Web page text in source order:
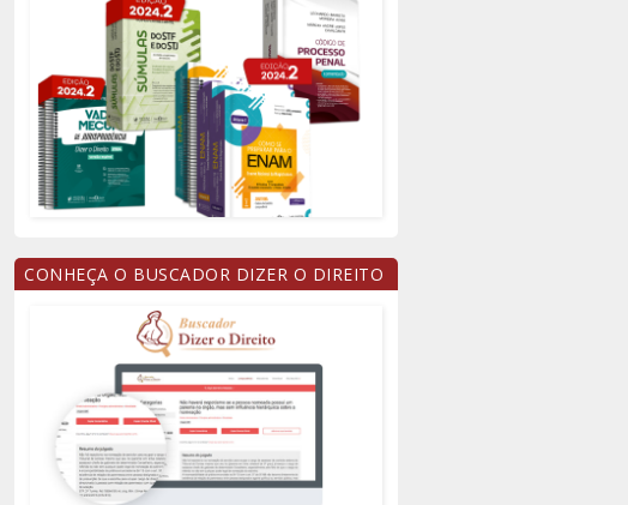
CONHEÇA O BUSCADOR DIZER O DIREITO